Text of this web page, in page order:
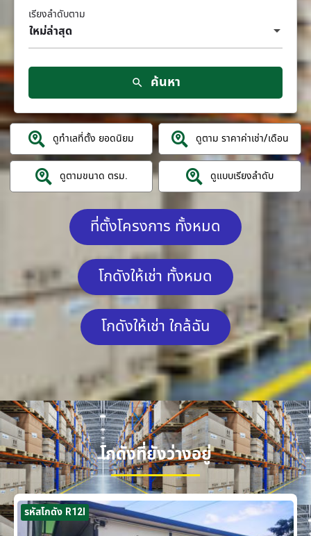
ใหม่ล่าสุด
เรียงลำดับตาม
ค้นหา
ดูทำเลที่ตั้ง ยอดนิยม ดูตาม ราคาค่าเช่า/เดือน
ดูตามขนาด ตรม. ดูแบบเรียงลำดับ
ที่ตั้งโครงการ ทั้งหมด
โกดังให้เช่า ทั้งหมด
โกดังให้เช่า ใกล้ฉัน
โกดังที่ยังว่างอยู่
รหัสโกดัง R12I